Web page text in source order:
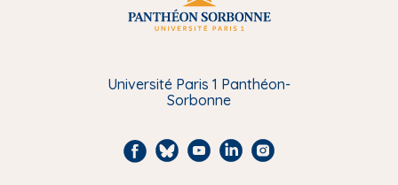
Université Paris 1 Panthéon-
Sorbonne
F
B
Y
L
I